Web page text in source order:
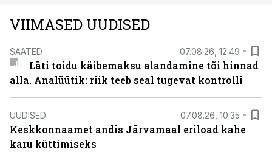
VIIMASED UUDISED
SAATED 07.08.26, 12:49
Läti toidu käibemaksu alandamine tõi hinnad
alla. Analüütik: riik teeb seal tugevat kontrolli
UUDISED 07.08.26, 10:35
Keskkonnaamet andis Järvamaal eriload kahe
karu küttimiseks